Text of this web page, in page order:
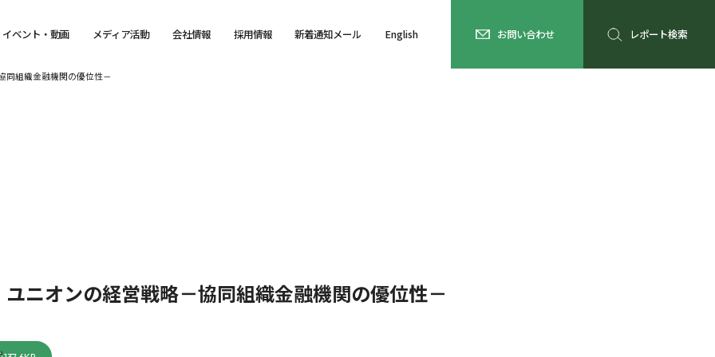
イベント・動画 メディア活動 会社情報 採用情報 新着通知メール English お問い合わせ レポート検索
同組織金融機関の優位性－
ニオンの経営戦略－協同組織金融機関の優位性－